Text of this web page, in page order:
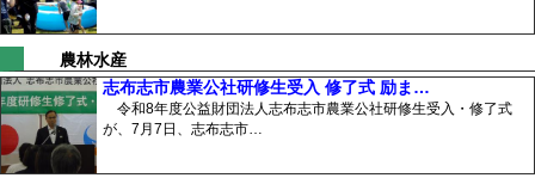
農林水産
志布志市農業公社研修生受入 修了式 励ま…
令和8年度公益財団法人志布志市農業公社研修生受入・修了式
が、7月7日、志布志市…